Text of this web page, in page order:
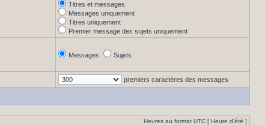
Titres et messages
Messages uniquement
Titres uniquement
Premier message des sujets uniquement
Messages Sujets
premiers caractères des messages
Heures au format UTC [ Heure d’été ]